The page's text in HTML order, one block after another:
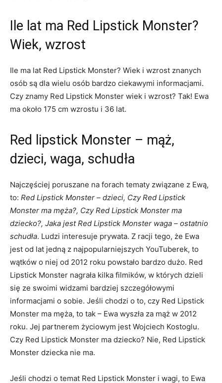
Ile lat ma Red Lipstick Monster?
Wiek, wzrost
Ile ma lat Red Lipstick Monster? Wiek i wzrost znanych
osób są dla wielu osób bardzo ciekawymi informacjami.
Czy znamy Red Lipstick Monster wiek i wzrost? Tak! Ewa
ma około 175 cm wzrostu i 36 lat.
Red lipstick Monster – mąż,
dzieci, waga, schudła
Najczęściej poruszane na forach tematy związane z Ewą,
to: Red Lipstick Monster – dzieci, Czy Red Lipstick
Monster ma męża?, Czy Red Lipstick Monster ma
dziecko?, Jaka jest Red Lipstick Monster waga – ostatnio
schudła. Ludzi interesuje prywata. Z racji tego, że Ewa
jest od lat jedną z najpopularniejszych YouTuberek, to
wątków o niej od 2012 roku powstało bardzo dużo. Red
Lipstick Monster nagrała kilka filmików, w których dzieli
się ze swoimi widzami bardziej szczegółowymi
informacjami o sobie. Jeśli chodzi o to, czy Red Lipstick
Monster ma męża, to tak – Ewa wyszła za mąż w 2012
roku. Jej partnerem życiowym jest Wojciech Kostoglu.
Czy Red Lipstick Monster ma dziecko? Nie, Red Lipstick
Monster dziecka nie ma.
Jeśli chodzi o temat Red Lipstick Monster i wagi, to Ewa